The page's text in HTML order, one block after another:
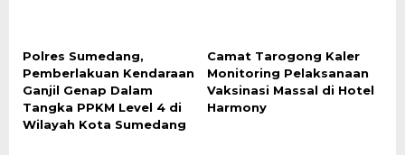
Polres Sumedang,
Pemberlakuan Kendaraan
Ganjil Genap Dalam
Tangka PPKM Level 4 di
Wilayah Kota Sumedang
Camat Tarogong Kaler
Monitoring Pelaksanaan
Vaksinasi Massal di Hotel
Harmony